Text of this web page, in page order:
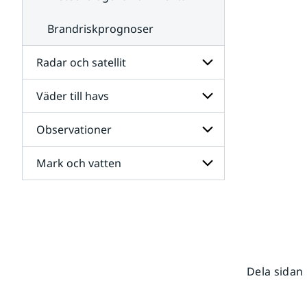
Brandriskprognoser
Radar och satellit
Undersidor
för
Radar
och
satellit
Väder till havs
Undersidor
för
Väder
till
havs
Observationer
Undersidor
för
Mark och vatten
Dela sidan